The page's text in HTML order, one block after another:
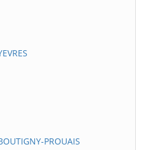
PROUAIS